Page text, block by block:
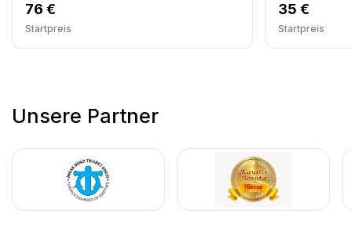
76 €
Startpreis
35 €
Startpreis
Unsere Partner